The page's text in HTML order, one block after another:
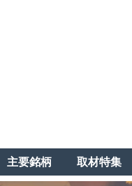
主要銘柄 取材特集